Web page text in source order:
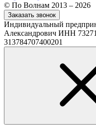
© По Волнам 2013 – 2026
Заказать звонок
Индивидуальный
Александрович ИНН
313784707400201